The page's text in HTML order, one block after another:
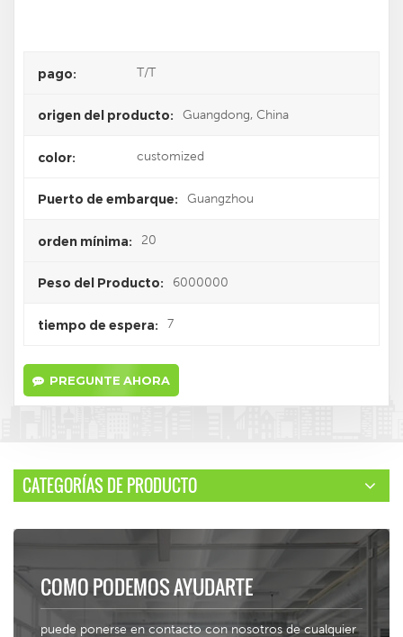
pago: T/T
origen del producto: Guangdong, China
color: customized
Puerto de embarque: Guangzhou
orden mínima: 20
Peso del Producto: 6000000
tiempo de espera: 7
PREGUNTE AHORA
CATEGORÍAS DE PRODUCTO
COMO PODEMOS AYUDARTE
puede ponerse en contacto con nosotros de cualquier